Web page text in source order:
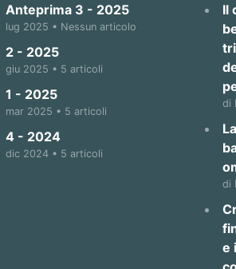
Anteprima 3 - 2025
lug 2025 • Nessun articolo
2 - 2025
giu 2025 • 5 articoli
1 - 2025
mar 2025 • 5 articoli
4 - 2024
dic 2024 • 5 articoli
Il
di
di
e